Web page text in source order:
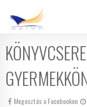
Megosztás a Facebookon